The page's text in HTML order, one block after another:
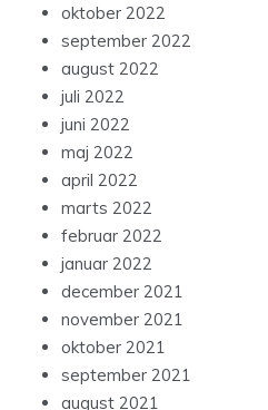
oktober 2022
september 2022
august 2022
juli 2022
juni 2022
maj 2022
april 2022
marts 2022
februar 2022
januar 2022
december 2021
november 2021
oktober 2021
september 2021
august 2021